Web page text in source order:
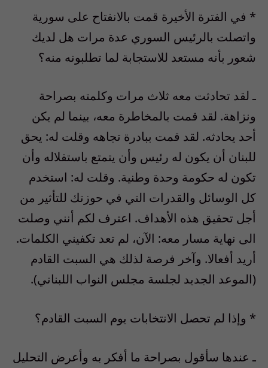
* في الفترة الأخيرة قمت بالانفتاح على سورية
واتصلت بالرئيس السوري عدة مرات هل لديك
شعور بأنه مستعد للاستجابة لما تطلبونه منه؟
ـ لقد تحادثت معه ثلاث مرات وكلمته بصراحة
ونزاهة. لقد قمت بالمخاطرة معه، بينما لم يكن
أحد يحادثه. لقد قمت ببادرة تجاهه وقلت له: يحق
للبنان أن يكون له رئيس وأن يتمتع باستقلاله وأن
تكون له حكومة وحدة وطنية. وقلت له: استخدم
كل الوسائل والقدرات التي في حوزتك للتأثير من
أجل تحقيق هذه الأهداف. اعترف لكم أنني وصلت
الى نهاية مسار معه: الآن، لم تعد تكفيني الكلمات.
أريد أفعالا. وآخر فرصة لذلك هي السبت القادم
(الموعد الجديد لجلسة مجلس النواب اللبناني).
* وإذا لم تحصل الانتخابات يوم السبت القادم؟
ـ عندها سأقول بصراحة ما أفكر به وأعرض التحليل